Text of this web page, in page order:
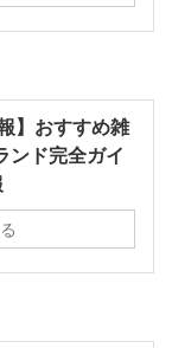
】おすすめ雑
ド完全ガイ